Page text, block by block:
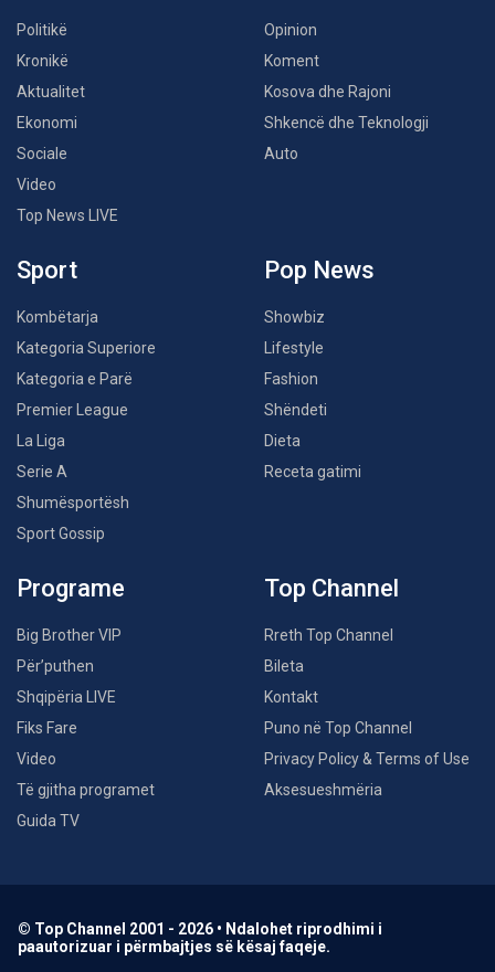
Politikë
Kronikë
Aktualitet
Ekonomi
Sociale
Video
Top News LIVE
Opinion
Koment
Kosova dhe Rajoni
Shkencë dhe Teknologji
Auto
Sport
Kombëtarja
Kategoria Superiore
Kategoria e Parë
Premier League
La Liga
Serie A
Shumësportësh
Sport Gossip
Pop News
Showbiz
Lifestyle
Fashion
Shëndeti
Dieta
Receta gatimi
Programe
Big Brother VIP
Për’puthen
Shqipëria LIVE
Fiks Fare
Video
Të gjitha programet
Guida TV
Top Channel
Rreth Top Channel
Bileta
Kontakt
Puno në Top Channel
Privacy Policy & Terms of Use
Aksesueshmëria
© Top Channel 2001 - 2026 • Ndalohet riprodhimi i
paautorizuar i përmbajtjes së kësaj faqeje.